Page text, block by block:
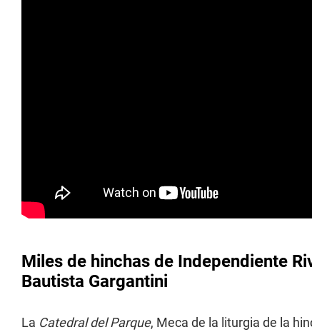
Miles de hinchas de Independiente
Bautista Gargantini
La Catedral del Parque, Meca de la liturgia de la